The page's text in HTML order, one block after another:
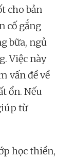
cho bản
cố gắng
bữa, ngủ
Việc này
vấn đề về
ổn. Nếu
từ
học thiền,